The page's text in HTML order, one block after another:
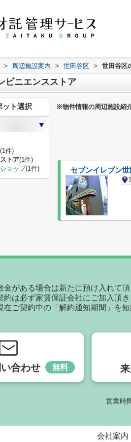
> 周辺施設案内 > 世田谷区 > 世田谷区
ビニエンスストア
※物件情報の周辺施設紹
セブンイレブン
ット選択
(1件)
トア(1件)
ョップ(1件)
がある場合は新たに預け入れて頂
は必ず家賃保証会社にご加入頂き
ご契約中の「解約通知期間」を短
合わせ 無料
営業時
会社案内